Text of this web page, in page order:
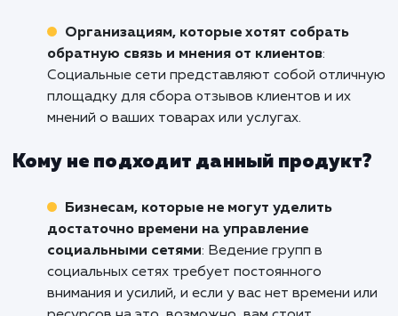
Кому подходит данный продукт?
Бизнесам, желающим установить
предоставляют возможность
более личном уровне, что может улучшить
отношения с клиентами и повысить их
лояльность.
Компаниям, которые хотят увеличить